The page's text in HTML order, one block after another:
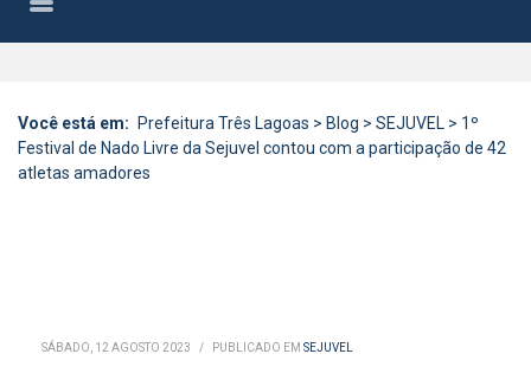
Você está em: Prefeitura Três Lagoas > Blog > SEJUVEL > 1º
Festival de Nado Livre da Sejuvel contou com a participação de 42
atletas amadores
SÁBADO, 12 AGOSTO 2023 / PUBLICADO EM SEJUVEL